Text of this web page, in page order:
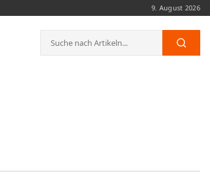
9. August 2026
Suche
nach: